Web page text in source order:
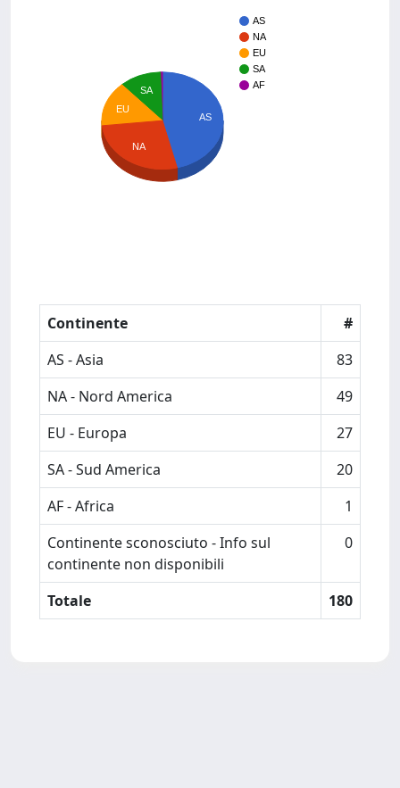
AS
NA
EU
SA
AF
AS
SA
EU
NA
Continente
#
AS - Asia
83
NA - Nord America
49
EU - Europa
27
SA - Sud America
20
AF - Africa
1
Continente sconosciuto - Info sul
continente non disponibili
0
Totale 180